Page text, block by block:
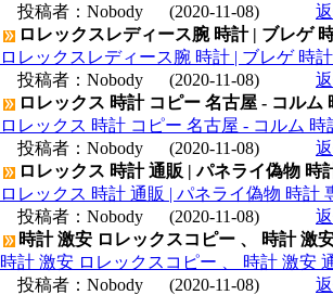
投稿者： Nobody (2020-11-08)
ロレックスレディース腕 時計 | ブレゲ
ロレックスレディース腕 時計 | ブレゲ 時
投稿者： Nobody (2020-11-08)
ロレックス 時計 コピー 名古屋 - コルム
ロレックス 時計 コピー 名古屋 - コルム
投稿者： Nobody (2020-11-08)
ロレックス 時計 通販 | パネライ偽物 時
ロレックス 時計 通販 | パネライ偽物 時計
投稿者： Nobody (2020-11-08)
時計 激安 ロレックスコピー 、 時計 激
時計 激安 ロレックスコピー 、 時計 激安
投稿者： Nobody (2020-11-08)